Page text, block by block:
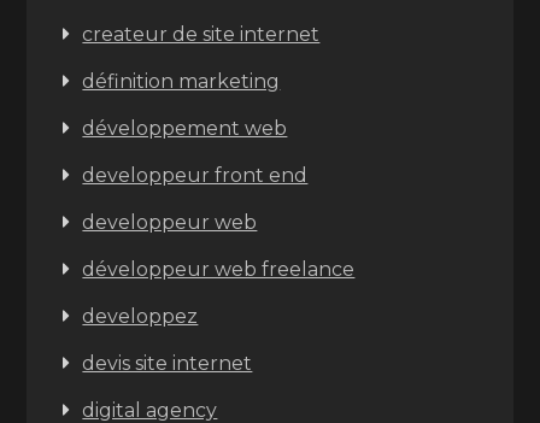
createur de site internet
définition marketing
développement web
developpeur front end
developpeur web
développeur web freelance
developpez
devis site internet
digital agency